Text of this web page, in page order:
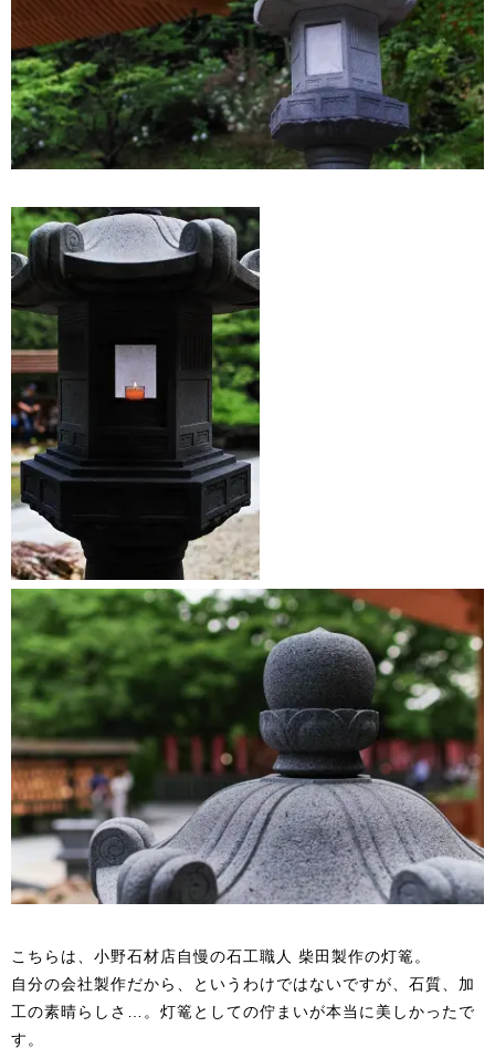
こちらは、小野石材店自慢の石工職人 柴田製作の灯篭。
自分の会社製作だから、というわけではないですが、石質、加
工の素晴らしさ…。灯篭としての佇まいが本当に美しかったで
す。